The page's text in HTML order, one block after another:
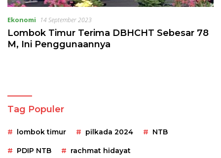
Ekonomi 14 September 2023
Lombok Timur Terima DBHCHT Sebesar 78
M, Ini Penggunaannya
Tag Populer
lombok timur pilkada 2024 NTB
PDIP NTB rachmat hidayat